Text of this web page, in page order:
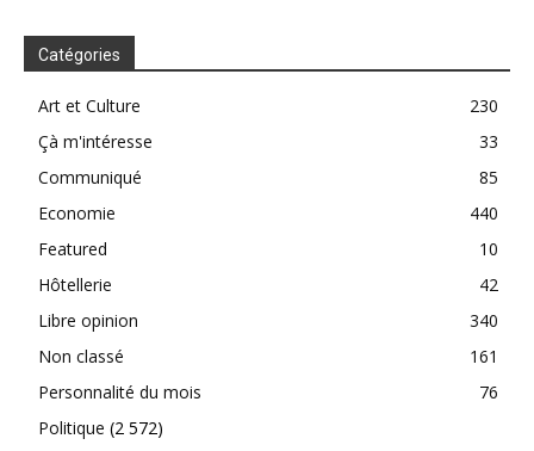
Catégories
Art et Culture
230
Çà m'intéresse
33
Communiqué
85
Economie
440
Featured
10
Hôtellerie
42
Libre opinion
340
Non classé
161
Personnalité du mois
76
Politique (2 572)